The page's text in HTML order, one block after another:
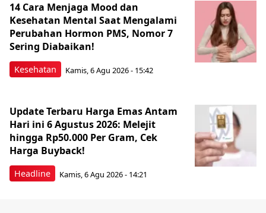
Kesehatan
14 Cara Menjaga Mood dan
Kesehatan Mental Saat Mengalami
Perubahan Hormon PMS, Nomor 7
Sering Diabaikan!
Kamis, 6 Agu 2026 - 15:42
Headline
Update Terbaru Harga Emas Antam
Hari ini 6 Agustus 2026: Melejit
hingga Rp50.000 Per Gram, Cek
Harga Buyback!
Kamis, 6 Agu 2026 - 14:21